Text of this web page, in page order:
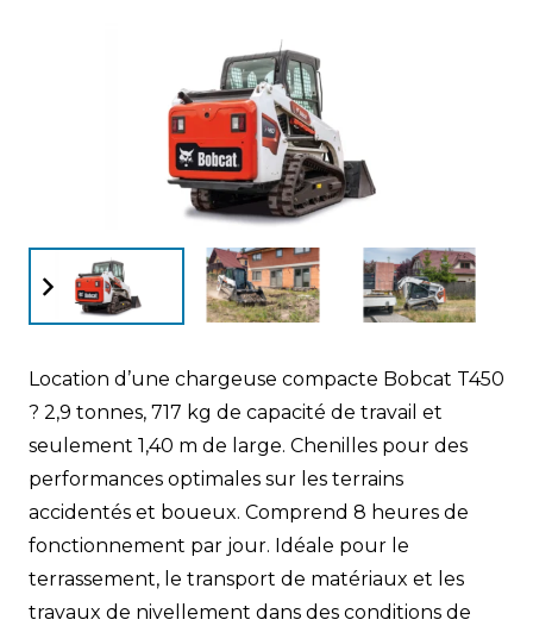
Location d’une chargeuse compacte Bobcat T450
? 2,9 tonnes, 717 kg de capacité de travail et
seulement 1,40 m de large. Chenilles pour des
performances optimales sur les terrains
accidentés et boueux. Comprend 8 heures de
fonctionnement par jour. Idéale pour le
terrassement, le transport de matériaux et les
travaux de nivellement dans des conditions de